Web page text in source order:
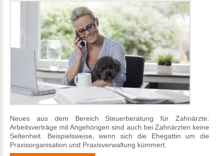
Neues aus dem Bereich Steuerberatung für Zahnärzte:
Arbeitsverträge mit Angehörigen sind auch bei Zahnärzten keine
Seltenheit. Beispielsweise, wenn sich die Ehegattin um die
Praxisorganisation und Praxisverwaltung kümmert.